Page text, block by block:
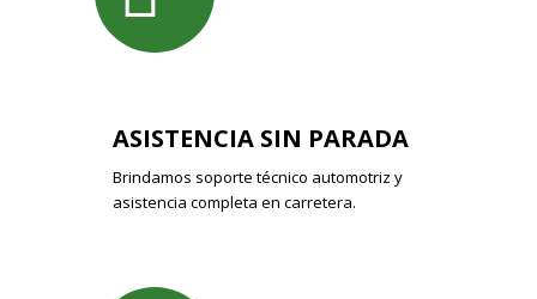
ASISTENCIA SIN PARADA
Brindamos soporte técnico automotriz y
asistencia completa en carretera.